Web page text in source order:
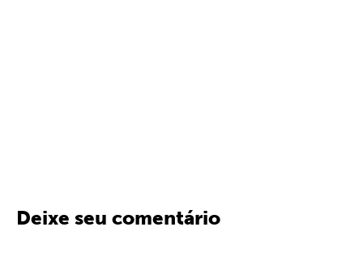
Deixe seu comentário